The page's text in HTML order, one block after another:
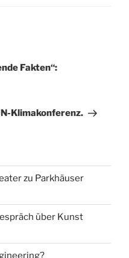
Fakten“:
Klimakonferenz.
zu Parkhäuser
über Kunst